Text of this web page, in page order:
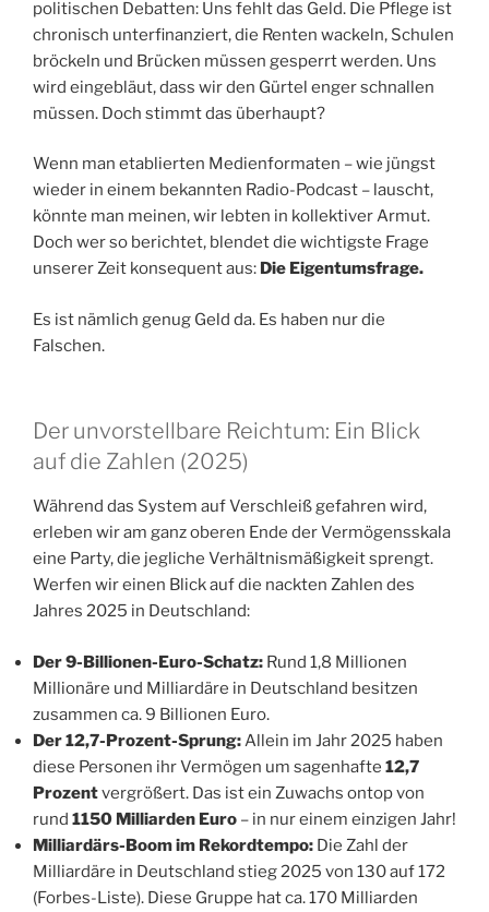
o
n
y p
p
n
k
e
c
o
m
g
e
a
m
re
ss
n
g
er
m
a
e
ie
n
dl
p
c
h
n
politischen Debatten: Uns fehlt das Geld. Die Pflege ist
chronisch unterfinanziert, die Renten wackeln, Schulen
bröckeln und Brücken müssen gesperrt werden. Uns
wird eingebläut, dass wir den Gürtel enger schnallen
müssen. Doch stimmt das überhaupt?
Wenn man etablierten Medienformaten – wie jüngst
wieder in einem bekannten Radio-Podcast – lauscht,
könnte man meinen, wir lebten in kollektiver Armut.
Doch wer so berichtet, blendet die wichtigste Frage
unserer Zeit konsequent aus: Die Eigentumsfrage.
Es ist nämlich genug Geld da. Es haben nur die
Falschen.
Der unvorstellbare Reichtum: Ein Blick
auf die Zahlen (2025)
Während das System auf Verschleiß gefahren wird,
erleben wir am ganz oberen Ende der Vermögensskala
eine Party, die jegliche Verhältnismäßigkeit sprengt.
Werfen wir einen Blick auf die nackten Zahlen des
Jahres 2025 in Deutschland:
Der 9-Billionen-Euro-Schatz: Rund 1,8 Millionen
Millionäre und Milliardäre in Deutschland besitzen
zusammen ca. 9 Billionen Euro.
Der 12,7-Prozent-Sprung: Allein im Jahr 2025 haben
diese Personen ihr Vermögen um sagenhafte 12,7
Prozentvergrößert. Das ist ein Zuwachs ontop von
rund 1150 Milliarden Euro – in nur einem einzigen Jahr!
Milliardärs-Boom im Rekordtempo: Die Zahl der
Milliardäre in Deutschland stieg 2025 von 130 auf 172
(Forbes-Liste). Diese Gruppe hat ca. 170 Milliarden